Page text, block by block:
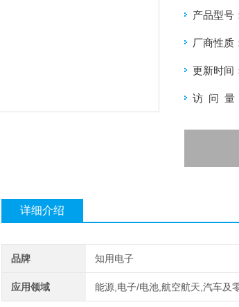
产品型号
厂商性质
更新时间
访 问 量
详细介绍
品牌 知用电子
应用领域 能源,电子/电池,航空航天,汽车及